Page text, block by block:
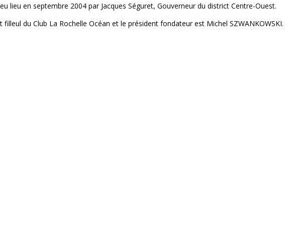
lieu en septembre 2004 par Jacques Séguret, Gouverneur du district Centre-Ouest.
filleul du Club La Rochelle Océan et le président fondateur est Michel SZWANKOWSKI.